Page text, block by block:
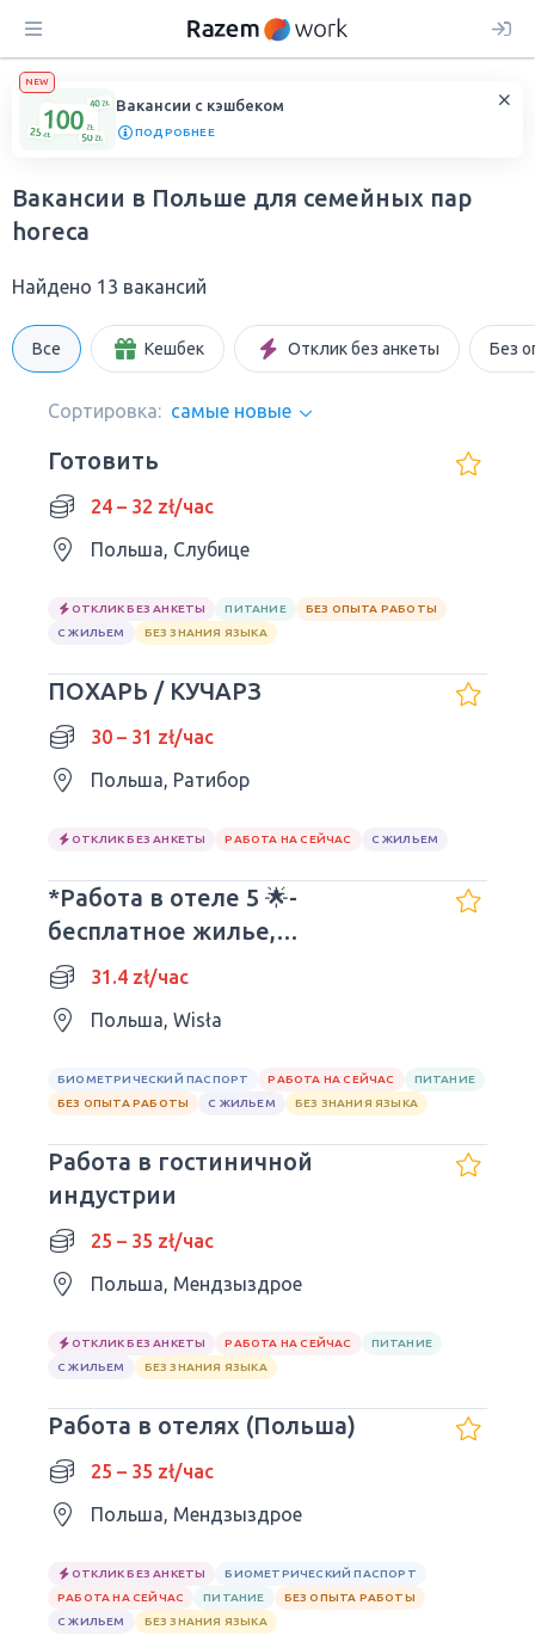
NEW
Вакансии с кэшбеком
ПОДРОБНЕЕ
Вакансии в Польше для семейных пар
horeca
Найдено 13 вакансий
Все Кешбек Отклик без анкеты Без
Сортировка: самые новые
Готовить
24 – 32 zł/час
Польша, Слубице
ОТКЛИК БЕЗ АНКЕТЫ ПИТАНИЕ
БЕЗ ОПЫТА РАБОТЫ
С ЖИЛЬЕМ
БЕЗ ЗНАНИЯ ЯЗЫКА
ПОХАРЬ / КУЧАРЗ
30 – 31 zł/час
Польша, Ратибор
ОТКЛИК БЕЗ АНКЕТЫ РАБОТА НА СЕЙЧАС С ЖИЛЬЕМ
*Работа в отеле 5 🌟-
бесплатное жилье,
РАЗЛИЧНЫЕ ПОЗИЦИИ*
31.4 zł/час
Польша, Wisła
БИОМЕТРИЧЕСКИЙ ПАСПОРТ РАБОТА НА СЕЙЧАС
ПИТАНИЕ
БЕЗ ОПЫТА РАБОТЫ
С ЖИЛЬЕМ БЕЗ ЗНАНИЯ ЯЗЫКА
Работа в гостиничной
индустрии
25 – 35 zł/час
Польша, Мендзыздрое
ОТКЛИК БЕЗ АНКЕТЫ РАБОТА НА СЕЙЧАС
ПИТАНИЕ
С ЖИЛЬЕМ
БЕЗ ЗНАНИЯ ЯЗЫКА
Работа в отелях (Польша)
25 – 35 zł/час
Польша, Мендзыздрое
ОТКЛИК БЕЗ АНКЕТЫ
БИОМЕТРИЧЕСКИЙ ПАСПОРТ
РАБОТА НА СЕЙЧАС
ПИТАНИЕ
БЕЗ ОПЫТА РАБОТЫ
С ЖИЛЬЕМ
БЕЗ ЗНАНИЯ ЯЗЫКА